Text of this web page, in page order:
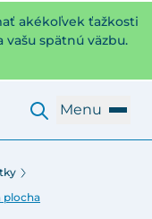
akékoľvek ťažkosti
spätnú väzbu.
Menu
plocha